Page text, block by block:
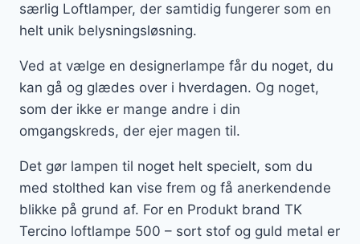
særlig Loftlamper, der samtidig fungerer som en
helt unik belysningsløsning.
Ved at vælge en designerlampe får du noget, du
kan gå og glædes over i hverdagen. Og noget,
som der ikke er mange andre i din
omgangskreds, der ejer magen til.
Det gør lampen til noget helt specielt, som du
med stolthed kan vise frem og få anerkendende
blikke på grund af. For en Produkt brand TK
Tercino loftlampe 500 – sort stof og guld metal er